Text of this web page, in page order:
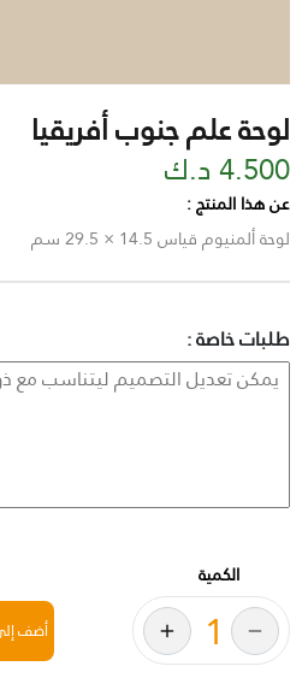
لوحة علم جنوب أفريقيا
4.500 د.ك
عن هذا المنتج :
لوحة ألمنيوم قياس 14.5 × 29.5 سم
طلبات خاصة :
الكمية
أضف